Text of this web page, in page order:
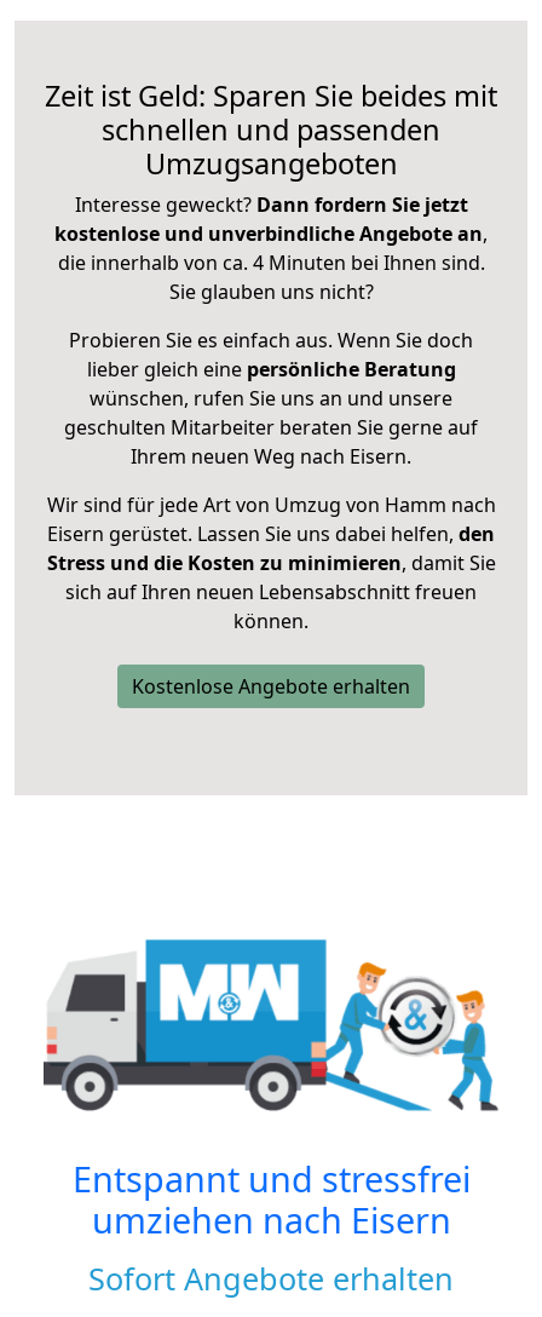
Zeit ist Geld: Sparen Sie beides mit
schnellen und passenden
Umzugsangeboten
Interesse geweckt? Dann fordern Sie jetzt
kostenlose und unverbindliche Angebote an,
die innerhalb von ca. 4 Minuten bei Ihnen sind.
Sie glauben uns nicht?
Probieren Sie es einfach aus. Wenn Sie doch
lieber gleich eine persönliche Beratung
wünschen, rufen Sie uns an und unsere
geschulten Mitarbeiter beraten Sie gerne auf
Ihrem neuen Weg nach Eisern.
Wir sind für jede Art von Umzug von Hamm nach
Eisern gerüstet. Lassen Sie uns dabei helfen, den
Stress und die Kosten zu minimieren, damit Sie
sich auf Ihren neuen Lebensabschnitt freuen
können.
Kostenlose Angebote erhalten
Entspannt und stressfrei
umziehen nach Eisern
Sofort Angebote erhalten